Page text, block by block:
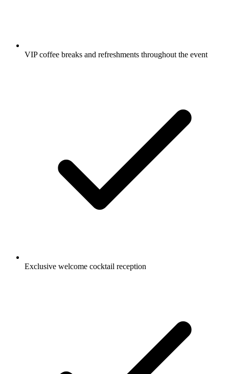
VIP coffee breaks and refreshments throughout the event
Exclusive welcome cocktail reception